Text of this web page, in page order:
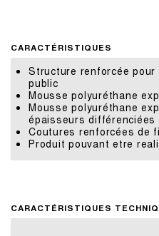
CARACTÉRISTIQUES
Structure renforcée
public
Mousse polyuréthane
Mousse polyuréthane
épaisseurs différenciées
Coutures renforcées de
Produit pouvant etre
CARACTÉRISTIQUES